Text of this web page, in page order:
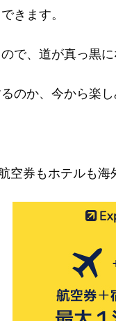
きます。
で、道が真っ黒
のか、今から楽し
空券もホテルも海